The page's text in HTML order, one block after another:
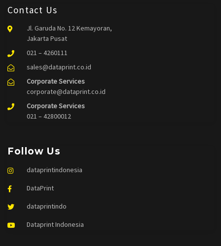
Follow Us
dataprintindonesia
DataPrint
dataprintindo
Dataprint Indonesia
Contact Us
Jl. Garuda No. 12 Kemayoran,
Jakarta Pusat
021 – 4260111
sales@dataprint.co.id
Corporate Services
corporate@dataprint.co.id
Corporate Services
021 – 42800012